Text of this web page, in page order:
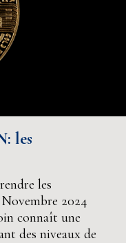
les
les
2024
connaît une
des niveaux de